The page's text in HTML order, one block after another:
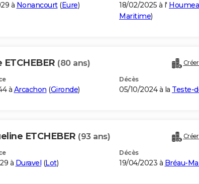
à Nonancourt(Eure) 18/02/2025 à l'
Maritime)
ETCHEBER (80 ans)
à Arcachon (Gironde)
Décès
05/10/2024 à la Teste-
ETCHEBER (93 ans)
à Duravel (Lot)
Décès
19/04/2023 à Bréau-